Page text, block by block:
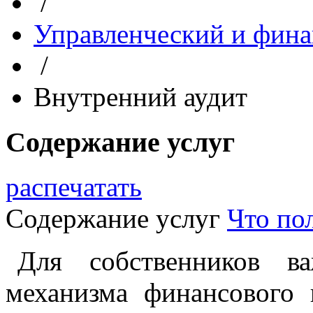
Управленческий и
/
Внутренний аудит
Содержание услуг
распечатать
Содержание услуг Что
Для собственников
механизма